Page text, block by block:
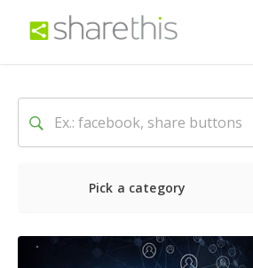
Pick a category
Latest Social